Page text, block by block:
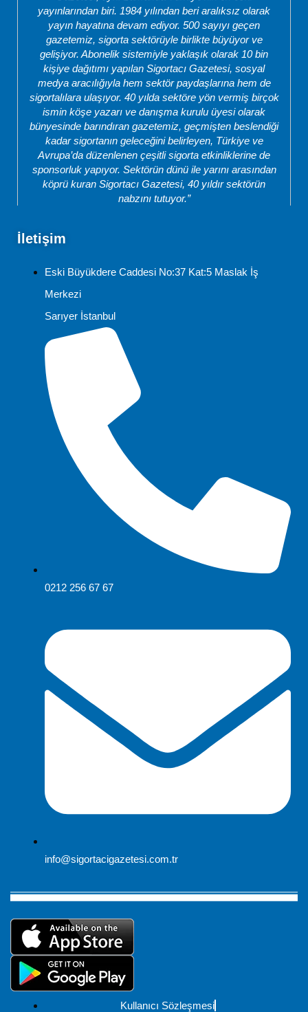
yayınlarından biri. 1984 yılından beri aralıksız olarak
yayın hayatına devam ediyor. 500 sayıyı geçen
gazetemiz, sigorta sektörüyle birlikte büyüyor ve
gelişiyor. Abonelik sistemiyle yaklaşık olarak 10 bin
kişiye dağıtımı yapılan Sigortacı Gazetesi, sosyal
medya aracılığıyla hem sektör paydaşlarına hem de
sigortalılara ulaşıyor. 40 yılda sektöre yön vermiş birçok
ismin köşe yazarı ve danışma kurulu üyesi olarak
bünyesinde barındıran gazetemiz, geçmişten beslendiği
kadar sigortanın geleceğini belirleyen, Türkiye ve
Avrupa’da düzenlenen çeşitli sigorta etkinliklerine de
sponsorluk yapıyor. Sektörün dünü ile yarını arasından
köprü kuran Sigortacı Gazetesi, 40 yıldır sektörün
nabzını tutuyor.”
İletişim
Eski Büyükdere Caddesi No:37 Kat:5 Maslak İş
Merkezi
Sarıyer İstanbul
0212 256 67 67
info@sigortacigazetesi.com.tr
Kullanıcı Sözleşmesi